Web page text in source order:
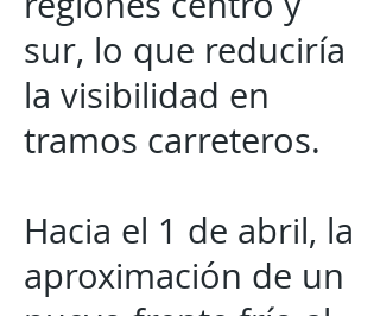
sur, lo que reduciría
la visibilidad en
tramos carreteros.
Hacia el 1 de abril, la
aproximación de un